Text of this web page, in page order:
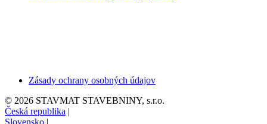
Zásady ochrany osobných údajov
© 2026 STAVMAT STAVEBNINY, s.r.o.
Česká republika |